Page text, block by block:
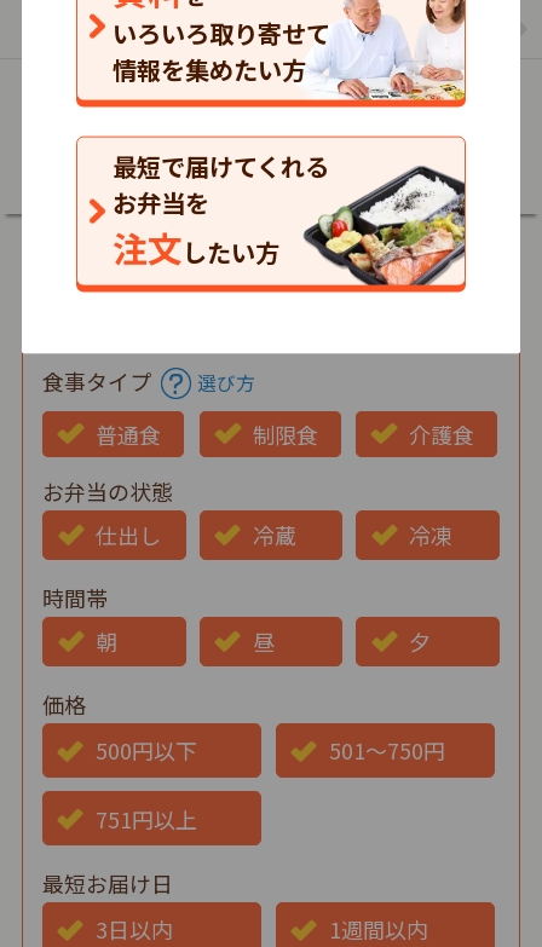
いろいろ取り寄せて
情報を集めたい方
最短で届けてくれる
お弁当を
注文したい方
まごころケア食のお弁当の一覧を見る
詳細
食事タイプ 選び方
普通食 制限食
介護食
お弁当の状態
仕出し
冷蔵
冷凍
時間帯
朝
昼
夕
価格
500円以下
501～750円
751円以上
最短お届け日
3日以内
1週間以内